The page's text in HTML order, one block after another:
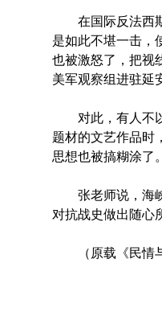
在国际反法西斯
是如此不堪一击，
也被激怒了，把视
美军观察组进驻延
对此，有人不以
题材的文艺作品时
思想也被搞糊涂了。
张老师说，海峡
对抗战史做出随
（原载《民情与